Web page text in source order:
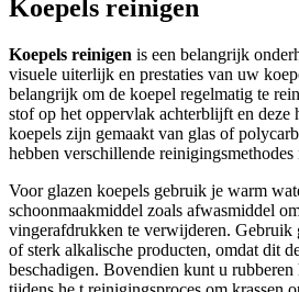
Koepels reinigen
Koepels reinigen is een belangrijk
visuele uiterlijk en prestaties van uw
belangrijk om de koepel regelmatig te
stof op het oppervlak achterblijft en deze
koepels zijn gemaakt van glas of
hebben verschillende reinigingsmethodes
Voor glazen koepels gebruik je warm
schoonmaakmiddel zoals afwasmiddel
vingerafdrukken te verwijderen. Gebruik
of sterk alkalische producten, omdat dit
beschadigen. Bovendien kunt u rubberen